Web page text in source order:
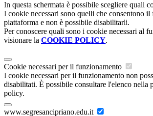
In questa schermata è possibile scegliere quali
I cookie necessari sono quelli che consentono il
piattaforma e non è possibile disabilitarli.
Per conoscere quali sono i cookie necessari al
visionare la COOKIE POLICY.
Cookie necessari per il funzionamento
I cookie necessari per il funzionamento non
disabilitati. È possibile consultare l'elenco nella
policy.
www.segresancipriano.edu.it